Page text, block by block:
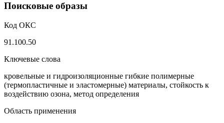
Поисковые образы
Код ОКС
91.100.50
Ключевые слова
кровельные и гидроизоляционные гибкие полимерные
(термопластичные и эластомерные) материалы, стойкость к
воздействию озона, метод определения
Область применения